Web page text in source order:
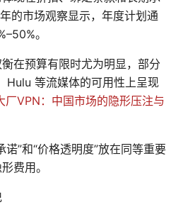
的市场观察显示，年度计划通
。
在预算有限时尤为明显，部分
Hulu 等流媒体的可用性上呈现
厂VPN：中国市场的隐形压注与
诺”和“价格透明度”放在同等重要
费用。